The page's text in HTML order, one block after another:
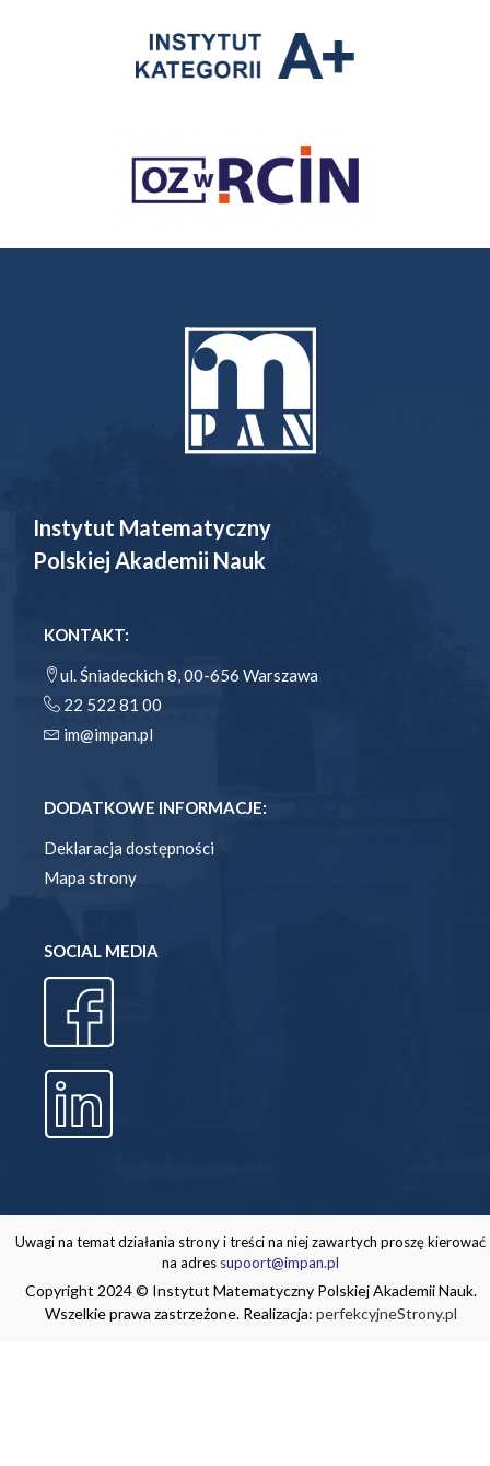
Instytut Matematyczny
Polskiej Akademii Nauk
KONTAKT:
ul. Śniadeckich 8, 00-656 Warszawa
22 522 81 00
im@impan.pl
DODATKOWE INFORMACJE:
Deklaracja dostępności
Mapa strony
SOCIAL MEDIA
Uwagi na temat działania strony i treści na niej zawartych proszę kierować
na adres supoort@impan.pl
Copyright 2024 © Instytut Matematyczny Polskiej Akademii Nauk.
Wszelkie prawa zastrzeżone. Realizacja: perfekcyjneStrony.pl